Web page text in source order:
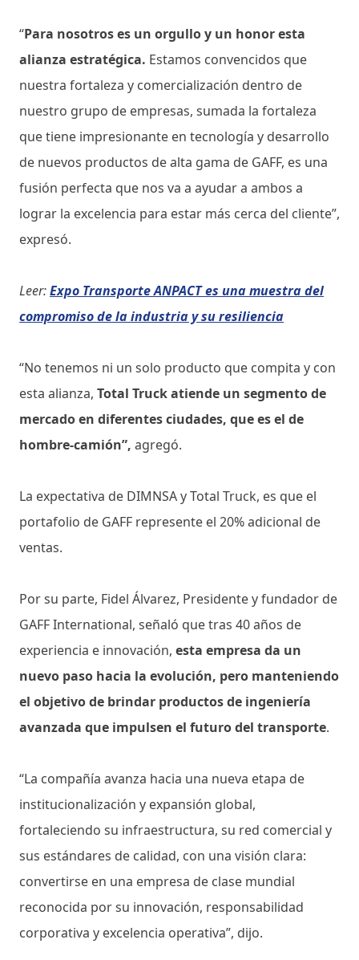
“Para nosotros es un orgullo y un honor esta
alianza estratégica. Estamos convencidos que
nuestra fortaleza y comercialización dentro de
nuestro grupo de empresas, sumada la fortaleza
que tiene impresionante en tecnología y desarrollo
de nuevos productos de alta gama de GAFF, es una
fusión perfecta que nos va a ayudar a ambos a
lograr la excelencia para estar más cerca del cliente”,
expresó.
Leer:Expo Transporte ANPACT es una muestra del
compromiso de la industria y su resiliencia
“No tenemos ni un solo producto que compita y con
esta alianza, Total Truck atiende un segmento de
mercado en diferentes ciudades, que es el de
hombre-camión”, agregó.
La expectativa de DIMNSA y Total Truck, es que el
portafolio de GAFF represente el 20% adicional de
ventas.
Por su parte, Fidel Álvarez, Presidente y fundador de
GAFF International, señaló que tras 40 años de
experiencia e innovación, esta empresa da un
nuevo paso hacia la evolución, pero manteniendo
el objetivo de brindar productos de ingeniería
avanzada que impulsen el futuro del transporte.
“La compañía avanza hacia una nueva etapa de
institucionalización y expansión global,
fortaleciendo su infraestructura, su red comercial y
sus estándares de calidad, con una visión clara:
convertirse en una empresa de clase mundial
reconocida por su innovación, responsabilidad
corporativa y excelencia operativa”, dijo.